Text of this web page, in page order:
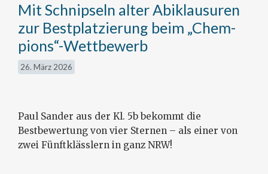
Mit Schnipseln alter Abiklausuren
zur Bestplatzierung beim „Chem-
pions“-Wettbewerb
26. März 2026
Paul Sander aus der Kl. 5b bekommt die
Bestbewertung von vier Sternen – als einer von
zwei Fünftklässlern in ganz NRW!